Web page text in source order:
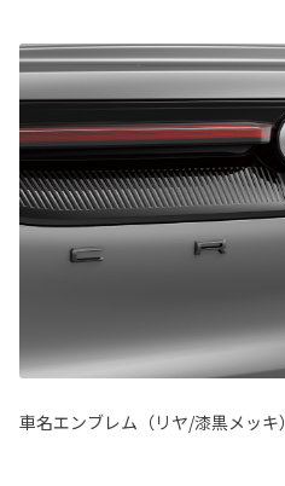
車名エンブレム（リヤ/漆黒メッキ）